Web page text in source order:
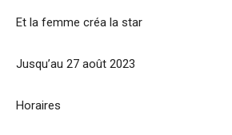
Et la femme créa la star
Jusqu’au 27 août 2023
Horaires